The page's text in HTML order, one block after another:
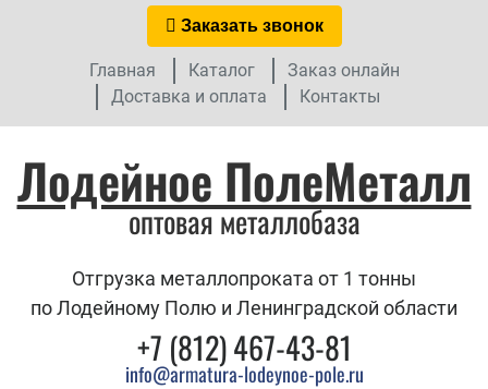
Заказать звонок
Главная Каталог
Заказ онлайн
Доставка и оплата
Контакты
Лодейное ПолеМеталл
оптовая металлобаза
Отгрузка металлопроката от 1 тонны
по Лодейному Полю и Ленинградской области
+7 (812) 467-43-81
info@armatura-lodeynoe-pole.ru